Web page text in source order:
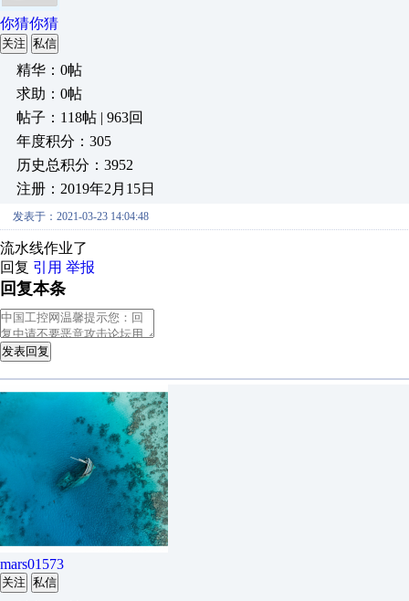
你猜你猜
关注 私信
精华：0帖
求助：0帖
帖子：118帖 | 963回
年度积分：305
历史总积分：3952
注册：2019年2月15日
发表于：2021-03-23 14:04:48
流水线作业了
回复 引用 举报
回复本条
发表回复
mars01573
关注 私信